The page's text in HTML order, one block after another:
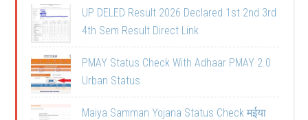
UP DELED Result 2026 Declared 1st 2nd 3rd
4th Sem Result Direct Link
PMAY Status Check With Adhaar PMAY 2.0
Urban Status
Maiya Samman Yojana Status Check मईया